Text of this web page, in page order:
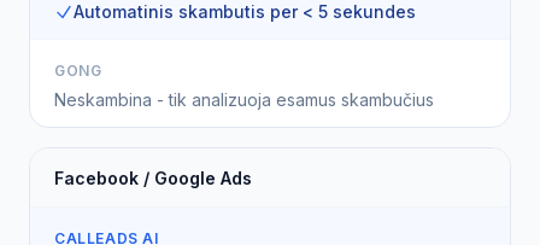
Automatinis skambutis per < 5 sekundes
GONG
Neskambina - tik analizuoja esamus skambučius
Facebook / Google Ads
CALLEADS AI